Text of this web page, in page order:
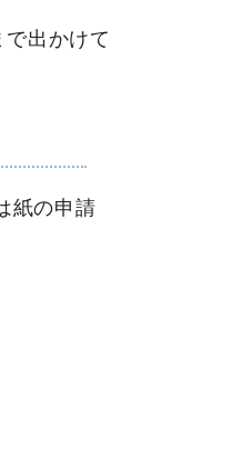
出かけて
紙の申請